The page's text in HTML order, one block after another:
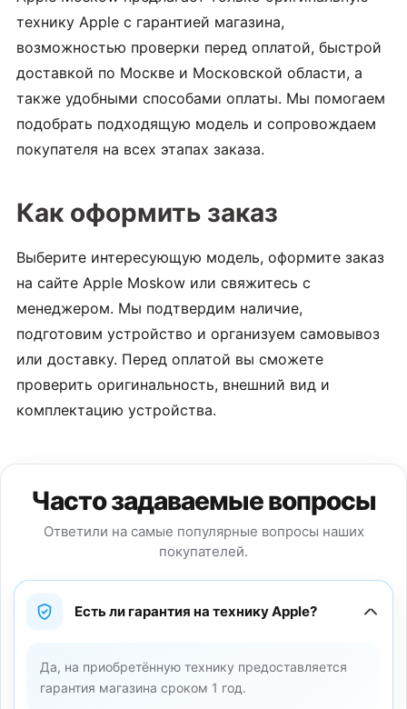
технику Apple с гарантией магазина,
возможностью проверки перед оплатой, быстрой
доставкой по Москве и Московской области, а
также удобными способами оплаты. Мы помогаем
подобрать подходящую модель и сопровождаем
покупателя на всех этапах заказа.
Как оформить заказ
Выберите интересующую модель, оформите заказ
на сайте Apple Moskow или свяжитесь с
менеджером. Мы подтвердим наличие,
подготовим устройство и организуем самовывоз
или доставку. Перед оплатой вы сможете
проверить оригинальность, внешний вид и
комплектацию устройства.
Часто задаваемые вопросы
Ответили на самые популярные вопросы наших
покупателей.
Есть ли гарантия на технику Apple?
Да, на приобретённую технику предоставляется
гарантия магазина сроком 1 год.